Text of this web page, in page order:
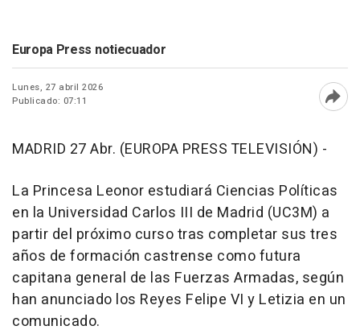
Europa Press notiecuador
Lunes, 27 abril 2026
Publicado: 07:11
MADRID 27 Abr. (EUROPA PRESS TELEVISIÓN) -
La Princesa Leonor estudiará Ciencias Políticas
en la Universidad Carlos III de Madrid (UC3M) a
partir del próximo curso tras completar sus tres
años de formación castrense como futura
capitana general de las Fuerzas Armadas, según
han anunciado los Reyes Felipe VI y Letizia en un
comunicado.